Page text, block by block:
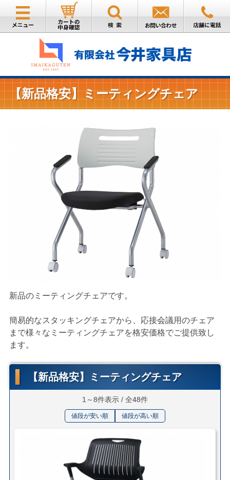
【新品格安】ミーティングチェア
新品のミーティングチェアです。
簡易的なスタッキングチェアから、応接会議用のチェア
まで様々なミーティングチェアを格安価格でご提供致し
ます。
【新品格安】ミーティングチェア
1～8件表示 / 全48件
値段が安い順 値段が高い順